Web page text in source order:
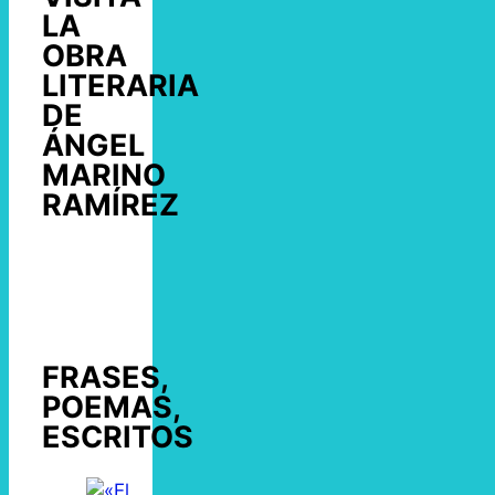
LA
OBRA
LITERARIA
DE
ÁNGEL
MARINO
RAMÍREZ
FRASES,
POEMAS,
ESCRITOS